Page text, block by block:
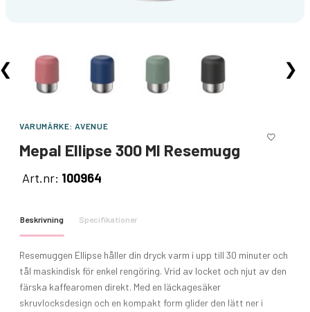
❯
VARUMÄRKE: AVENUE
Mepal Ellipse 300 Ml Resemugg
Art.nr: 100964
Beskrivning Specifikationer
Resemuggen Ellipse håller din dryck varm i upp till 30 minuter och
tål maskindisk för enkel rengöring. Vrid av locket och njut av den
färska kaffearomen direkt. Med en läckagesäker
skruvlocksdesign och en kompakt form glider den lätt ner i